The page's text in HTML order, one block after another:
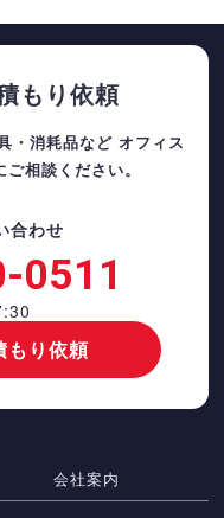
もり依頼
・消耗品など オフィス
相談ください。
合わせ
0511
もり依頼
会社案内